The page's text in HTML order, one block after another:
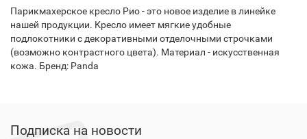
Парикмахерское кресло Рио - это новое изделие в линейке
нашей продукции. Кресло имеет мягкие удобные
подлокотники с декоративными отделочными строчками
(возможно контрастного цвета). Материал - искусственная
кожа. Бренд: Panda
Подписка на новости